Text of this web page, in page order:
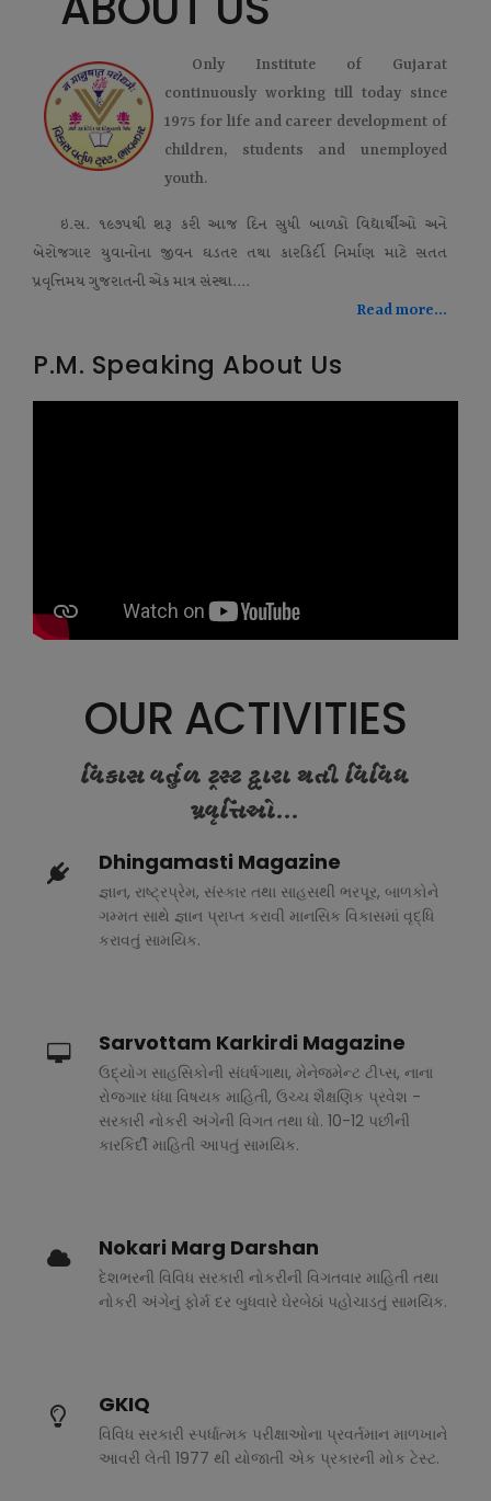
Only Institute of Gujarat
continuously working till today since
1975 for life and career development of
children, students and unemployed
youth.
ઇ.સ. ૧૯૭૫થી શરૂ કરી આજ દિન સુધી બાળકો વિદ્યાર્થીઓ અને
બેરોજગાર યુવાનોના જીવન ઘડતર તથા કારકિર્દી નિર્માણ માટે સતત
પ્રવૃત્તિમય ગુજરાતની એક માત્ર સંસ્થા....
Read more...
P.M. Speaking About Us
OUR ACTIVITIES
વિકાસ વર્તુળ ટ્રસ્ટ દ્વારા થતી વિવિધ
પ્રવૃત્તિઓ...
Dhingamasti Magazine
જ્ઞાન, રાષ્ટ્રપ્રેમ, સંસ્કાર તથા સાહસથી ભરપૂર, બાળકોને
ગમ્મત સાથે જ્ઞાન પ્રાપ્ત કરાવી માનસિક વિકાસમાં વૃદ્ધિ
કરાવતું સામયિક.
Sarvottam Karkirdi Magazine
ઉદ્યોગ સાહસિકોની સંઘર્ષગાથા, મેનેજમેન્ટ ટીપ્સ, નાના
રોજગાર ધંધા વિષયક માહિતી, ઉચ્ચ શૈક્ષણિક પ્રવેશ -
સરકારી નોકરી અંગેની વિગત તથા ધો. 10-12 પછીની
કારકિર્દી માહિતી આપતું સામયિક.
Nokari Marg Darshan
દેશભરની વિવિધ સરકારી નોકરીની વિગતવાર માહિતી તથા
નોકરી અંગેનું ફોર્મ દર બુધવારે ઘેરબેઠાં પહોચાડતું સામયિક.
GKIQ
વિવિધ સરકારી સ્પર્ધાત્મક પરીક્ષાઓના પ્રવર્તમાન માળખાને
આવરી લેતી 1977 થી યોજાતી એક પ્રકારની મોક ટેસ્ટ.